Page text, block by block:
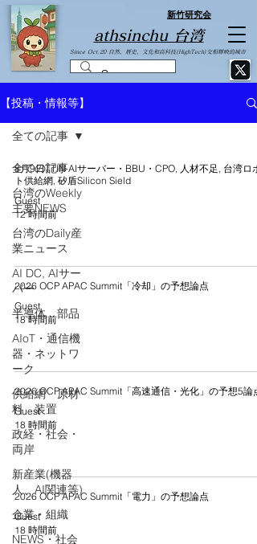
新竹研究会
Since Oct.20 自然、曆史、文化和高科技(HighTech)交相輝映的城市
athsinchu 台湾
【投稿・情報等】
全ての記事
台湾のWeekly
主要NEWS
台湾のDaily産
業ニュース
AI DC, AIサー
バー
半導体 部品
AIoT・通信機
器・ネットワ
ーク
供給網 原材
料 装置
政経・社会・
両岸
新産業(機器
人、AI関連等)
企業・組織
NEWS・社会
全ての記事
8月9日TTIN AIサーバー・BBU・CPO, 人材不足, 台湾ロ
ト供給網, 矽盾Silicon Sield
Guest
12 時間前
2026 OCP APAC Summit「冷却」の予想論点
Guest
18 時間前
2026 OCP APAC Summit「高速通信・光化」の予想5論点
Guest
18 時間前
2026 OCP APAC Summit「電力」の予想論点
Guest
18 時間前